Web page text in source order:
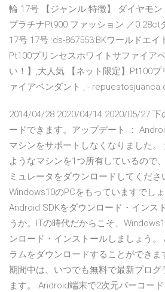
輪 17号 【ジャンル·特徴】 ダイヤモ
プラチナPt900 ファッション ／0.28ct
17号 17号 :ds-867553:BKワールドエ
Pt100プリンセスホワイトサファイア
い！】,大人気 【ネット限定】Pt100
ァイアペンダント , -
2014/04/28 2020/04/14 2020/05/27 下
ードできます。アップデート ：
マシンをサポートしなくなりました
ようなマシンを1つ所有しているので
ミュレータをダウンロードしてくださ
Windows10のPCをもっていますでし
Android SDKをダウンロード・インス
うか。ITの時代だからこそ、
ンロード・インストールしましょう
ラムをダウンロードすることができ
期間中は、いつでも無料で最新プログ
ます。 Android端末で2次元バーコー